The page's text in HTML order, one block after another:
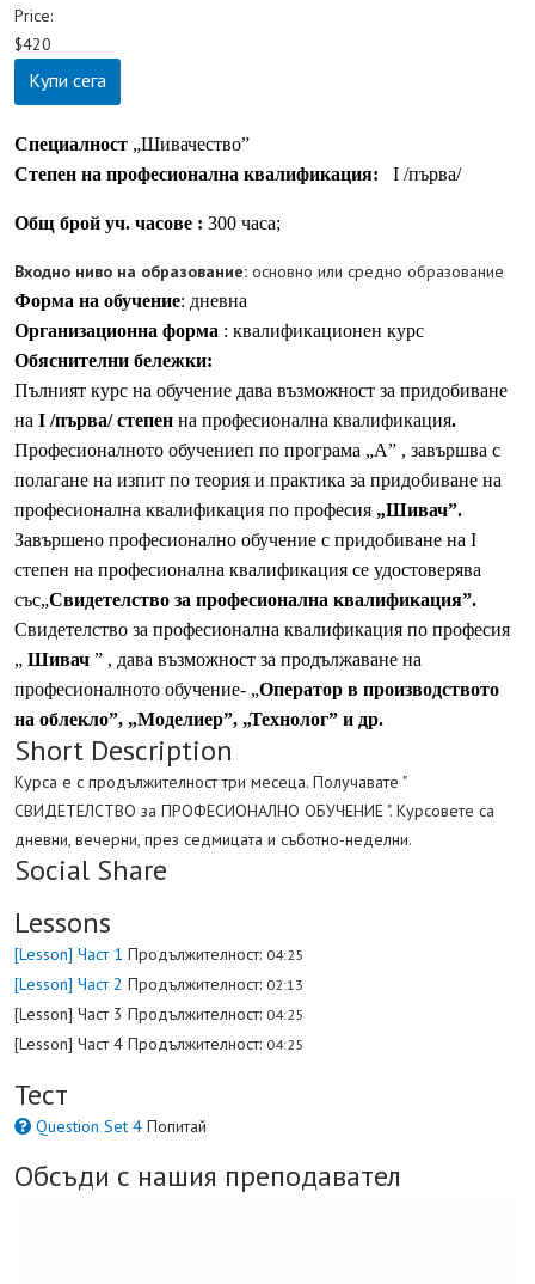
Price:
$420
Купи сега
Специалност „Шивачество”
Степен на професионална квалификация: І /първа/
Общ брой уч. часове : 300 часа;
Входно ниво на образование: основно или средно образование
Форма на обучение: дневна
Организационна форма : квалификационен курс
Обяснителни бележки:
Пълният курс на обучение дава възможност за придобиване
на І /първа/ степен на професионална квалификация.
Професионалното обучениеп по програма „А” , завършва с
полагане на изпит по теория и практика за придобиване на
професионална квалификация по професия „Шивач”.
Завършено професионално обучение с придобиване на І
степен на професионална квалификация се удостоверява
със„Свидетелство за професионална квалификация”.
Свидетелство за професионална квалификация по професия
„ Шивач ” , дава възможност за продължаване на
професионалното обучение- „Оператор в производството
на облекло”, „Моделиер”, „Технолог” и др.
Short Description
Курса е с продължителност три месеца. Получавате "
СВИДЕТЕЛСТВО за ПРОФЕСИОНАЛНО ОБУЧЕНИЕ ". Курсовете са
дневни, вечерни, през седмицата и съботно-неделни.
Social Share
Lessons
[Lesson] Част 1 Продължителност: 04:25
[Lesson] Част 2 Продължителност: 02:13
[Lesson] Част 3 Продължителност: 04:25
[Lesson] Част 4 Продължителност: 04:25
Тест
Question Set 4 Попитай
Обсъди с нашия преподавател